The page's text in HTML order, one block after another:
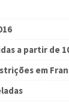
a partir de
em